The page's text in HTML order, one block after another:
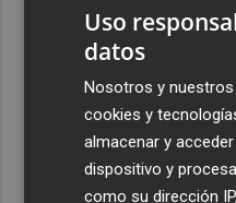
Uso
datos
Nosotros y
cookies y
almacenar y
dispositivo y
como su dirección